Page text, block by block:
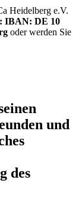
Heidelberg e.V.
IBAN: DE 10
oder werden Sie
und
des